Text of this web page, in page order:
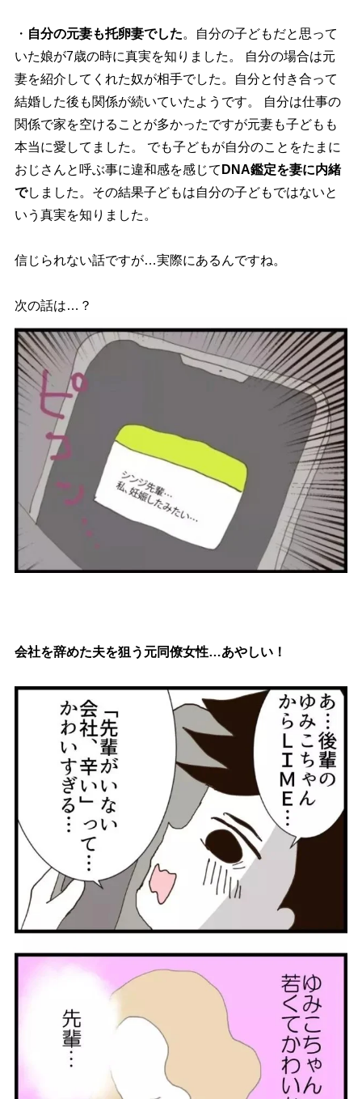
・ 自分の元妻も托卵妻でした。自分の子どもだと思って
いた娘が7歳の時に真実を知りました。 自分の場合は元
妻を紹介してくれた奴が相手でした。自分と付き合って
結婚した後も関係が続いていたようです。 自分は仕事の
関係で家を空けることが多かったですが元妻も子どもも
本当に愛してました。 でも子どもが自分のことをたまに
おじさんと呼ぶ事に違和感を感じて DNA鑑定を妻に内緒
でしました。その結果子どもは自分の子どもではないと
いう真実を知りました。
信じられない話ですが…実際にあるんですね。
次の話は…？
会社を辞めた夫を狙う元同僚女性…あやしい！